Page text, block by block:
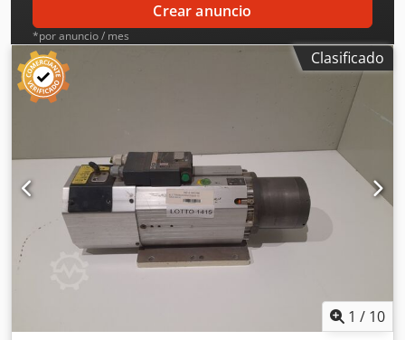
Crear anuncio
*por anuncio / mes
Clasificado
1 / 10